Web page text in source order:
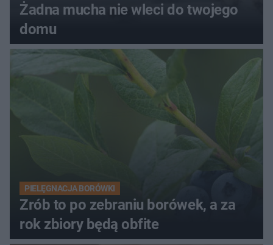
Żadna mucha nie wleci do twojego
domu
PIELĘGNACJA BORÓWKI
Zrób to po zebraniu borówek, a za
rok zbiory będą obfite